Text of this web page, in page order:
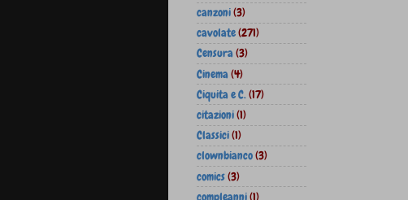
canzoni(3)
cavolate(271)
Censura(3)
Cinema(4)
Ciquita e C.(17)
citazioni(1)
Classici(1)
clownbianco(3)
comics(3)
compleanni(1)